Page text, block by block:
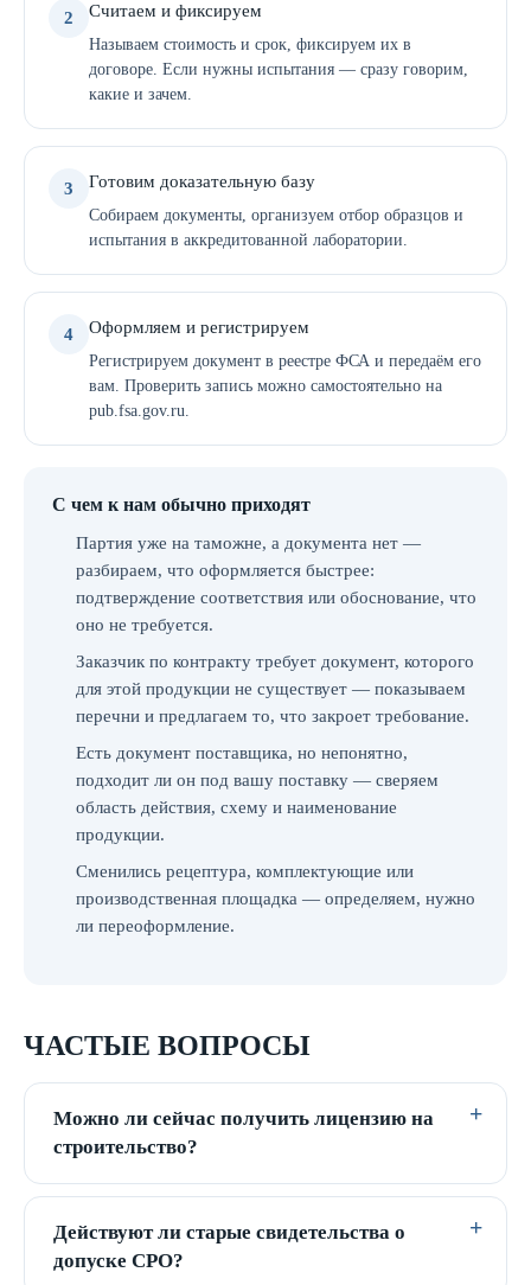
2 Считаем и фиксируем
Называем стоимость и срок, фиксируем их в
договоре. Если нужны испытания — сразу говорим,
какие и зачем.
3 Готовим доказательную базу
Собираем документы, организуем отбор образцов и
испытания в аккредитованной лаборатории.
4 Оформляем и регистрируем
Регистрируем документ в реестре ФСА и передаём его
вам. Проверить запись можно самостоятельно на
pub.fsa.gov.ru.
С чем к нам обычно приходят
Партия уже на таможне, а документа нет —
разбираем, что оформляется быстрее:
подтверждение соответствия или обоснование, что
оно не требуется.
Заказчик по контракту требует документ, которого
для этой продукции не существует — показываем
перечни и предлагаем то, что закроет требование.
Есть документ поставщика, но непонятно,
подходит ли он под вашу поставку — сверяем
область действия, схему и наименование
продукции.
Сменились рецептура, комплектующие или
производственная площадка — определяем, нужно
ли переоформление.
ЧАСТЫЕ ВОПРОСЫ
Можно ли сейчас получить лицензию на
строительство?
Действуют ли старые свидетельства о
допуске СРО?